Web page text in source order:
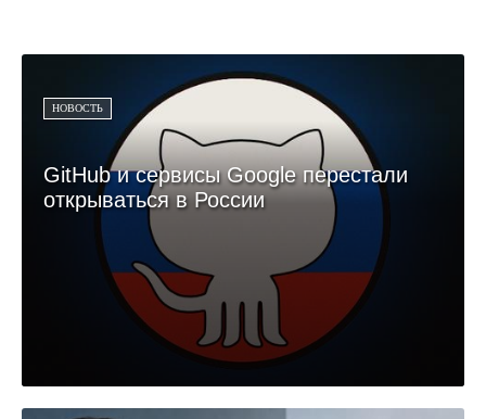
НОВОСТЬ
GitHub и сервисы Google перестали
открываться в России